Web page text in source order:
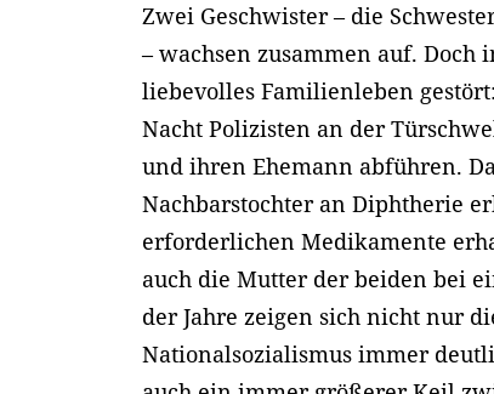
Zwei Geschwister – die
– wachsen zusammen auf.
liebevolles Familienleben
Nacht Polizisten an der
und ihren Ehemann abführen.
Nachbarstochter an Diphtherie
erforderlichen Medikamente
auch die Mutter der beiden bei
der Jahre zeigen sich nicht nur
Nationalsozialismus immer